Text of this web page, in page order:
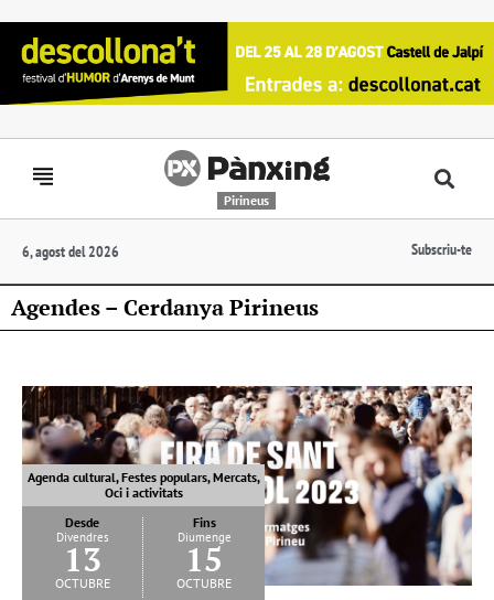
Pirineus
6, agost del 2026 Subscriu-te
Agendes – Cerdanya Pirineus
Agenda cultural, Festes populars, Mercats,
Oci i activitats
Desde
Divendres
13
octubre
Fins
Diumenge
15
octubre